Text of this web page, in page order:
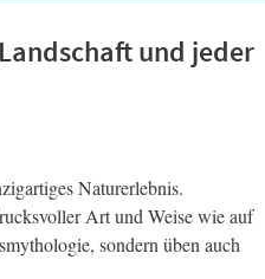
und jeder
Naturerlebnis.
Art und Weise wie auf
sondern üben auch